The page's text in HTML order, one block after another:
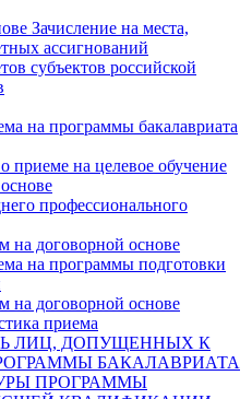
Зачисление на места,
ассигнований
субъектов российской
на программы бакалавриата
приеме на целевое обучение
профессионального
на договорной основе
на программы подготовки
на договорной основе
приема
ЛИЦ, ДОПУЩЕННЫХ К
БАКАЛАВРИАТА
ПРОГРАММЫ